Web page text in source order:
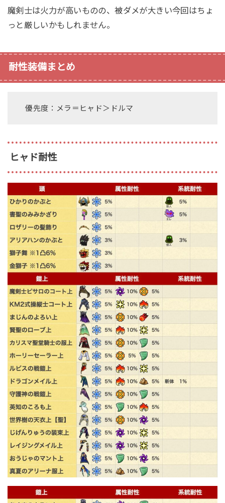
魔剣士は火力が高いものの、被ダメが大きい今回はちょ
っと厳しいかもしれません。
耐性装備まとめ
優先度：メラ＝ヒャド＞ドルマ
ヒャド耐性